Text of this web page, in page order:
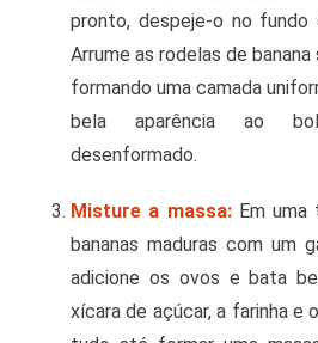
pronto, despeje-o no fundo
Arrume as rodelas de
formando uma camada
bela aparência ao
desenformado.
Misture a massa:Em uma
bananas maduras com um
adicione os ovos e bata
xícara de açúcar, a farinha e